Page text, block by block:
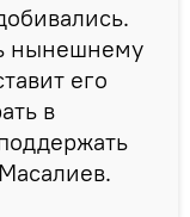
нынешнему
его
в